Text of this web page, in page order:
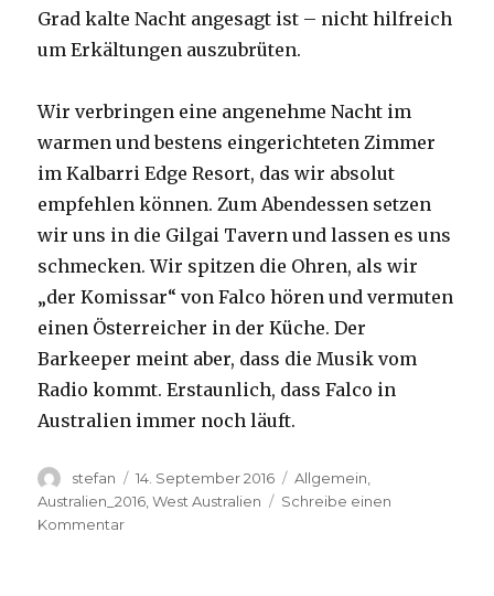
Grad kalte Nacht angesagt ist – nicht hilfreich
um Erkältungen auszubrüten.
Wir verbringen eine angenehme Nacht im
warmen und bestens eingerichteten Zimmer
im Kalbarri Edge Resort, das wir absolut
empfehlen können. Zum Abendessen setzen
wir uns in die Gilgai Tavern und lassen es uns
schmecken. Wir spitzen die Ohren, als wir
„der Komissar“ von Falco hören und vermuten
einen Österreicher in der Küche. Der
Barkeeper meint aber, dass die Musik vom
Radio kommt. Erstaunlich, dass Falco in
Australien immer noch läuft.
Autor
stefan
Veröffentlicht
am
14. September 2016 Kategorien
Allgemein
Australien_2016 ,West Australien
Schreibe einen
Kommentarzu